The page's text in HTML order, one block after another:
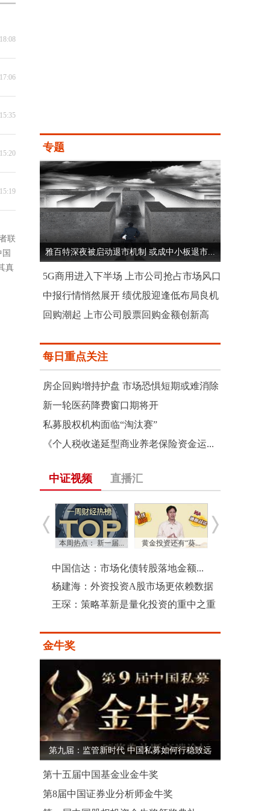
联
真
专题
雅百特深夜被启动退市机制 或成中小板退市...
5G商用进入下半场 上市公司抢占市场风口
中报行情悄然展开 绩优股迎逢低布局良机
回购潮起 上市公司股票回购金额创新高
每日重点关注
房企回购增持护盘 市场恐惧短期或难消除
新一轮医药降费窗口期将开
私募股权机构面临“淘汰赛”
《个人税收递延型商业养老保险资金运...
中证视频 直播汇
本周热点： 新一届... 黄金投资还有“葵...
中国信达：市场化债转股落地金额...
杨建海：外资投资A股市场更依赖数据
王琛：策略革新是量化投资的重中之重
金牛奖
第九届：监管新时代 中国私募如何行稳致远
第十五届中国基金业金牛奖
第8届中国证券业分析师金牛奖